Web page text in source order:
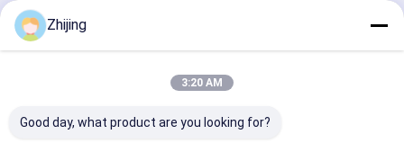
গোলাকার কাটার ব্লেড
প্লাস্টিকের স্ক্র্যাডার ব্লেড
Zhijing
3:20 AM
Good day, what product are you looking for?